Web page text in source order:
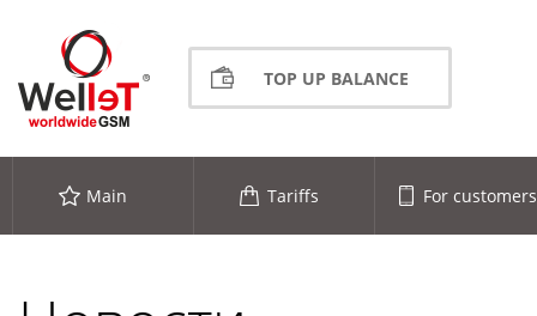
TOP UP BALANCE
Main Tariffs For customers